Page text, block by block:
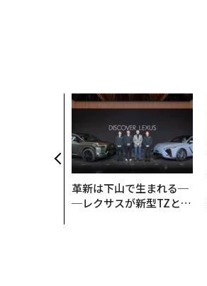
革新は下山で生まれる─
─レクサスが新型TZとE